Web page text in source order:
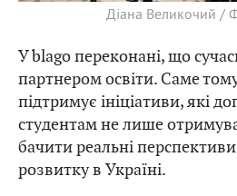
Діана Великочий /
У blago переконані, що
партнером освіти. Саме
підтримує ініціативи, які
студентам не лише
бачити реальні
розвитку в Україні.